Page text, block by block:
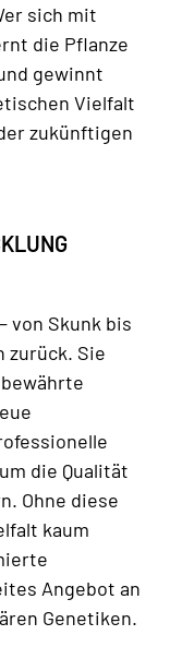
sich mit
die Pflanze
gewinnt
Vielfalt
zukünftigen
von Skunk bis
zurück. Sie
die Qualität
Ohne diese
kaum
Angebot an
Genetiken.